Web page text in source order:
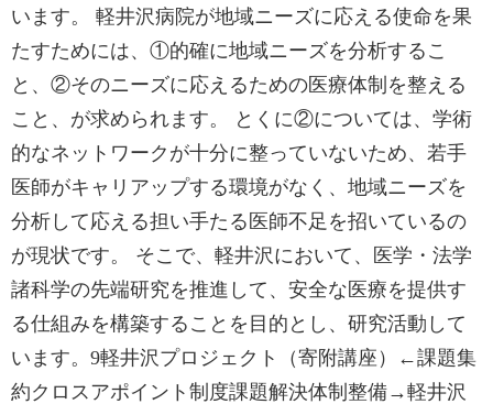
います。 軽井沢病院が地域ニーズに応える使命を果
たすためには、①的確に地域ニーズを分析するこ
と、②そのニーズに応えるための医療体制を整える
こと、が求められます。 とくに②については、学術
的なネットワークが十分に整っていないため、若手
医師がキャリアップする環境がなく、地域ニーズを
分析して応える担い手たる医師不足を招いているの
が現状です。 そこで、軽井沢において、医学・法学
諸科学の先端研究を推進して、安全な医療を提供す
る仕組みを構築することを目的とし、研究活動して
います。9軽井沢プロジェクト（寄附講座）←課題集
約クロスアポイント制度課題解決体制整備→軽井沢